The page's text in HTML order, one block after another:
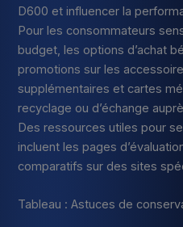
D600 et influencer la
Pour les consommateurs
budget, les options d’achat
promotions sur les
supplémentaires et cartes
recyclage ou d’échange
Des ressources utiles pour
incluent les pages
comparatifs sur des sites
Tableau : Astuces de